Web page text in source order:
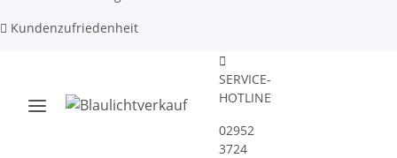
Kundenzufriedenheit
SERVICE-
HOTLINE
02952
3724